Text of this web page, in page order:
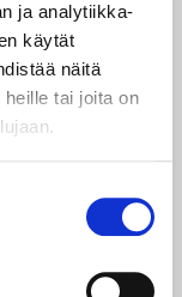
ja analytiikka-
käytät
näitä
tai joita on